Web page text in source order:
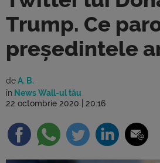
Trump. Ce
președintele
deA. B.
în News Wall-ul tău
22 octombrie 2020 | 20:16